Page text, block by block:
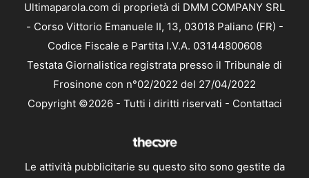
Ultimaparola.com di proprietà di DMM COMPANY SRL
- Corso Vittorio Emanuele II, 13, 03018 Paliano (FR) -
Codice Fiscale e Partita I.V.A. 03144800608
Testata Giornalistica registrata presso il Tribunale di
Frosinone con n°02/2022 del 27/04/2022
Copyright ©2026 - Tutti i diritti riservati - Contattaci
Le attività pubblicitarie su questo sito sono gestite da